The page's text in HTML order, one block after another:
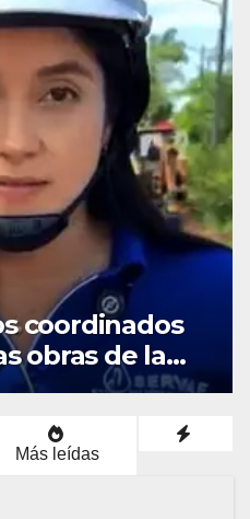
el
del
Florencia con
Más leídas